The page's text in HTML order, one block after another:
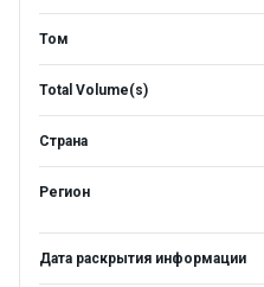
Том
Total Volume(s)
Страна
Регион
Дата раскрытия информации